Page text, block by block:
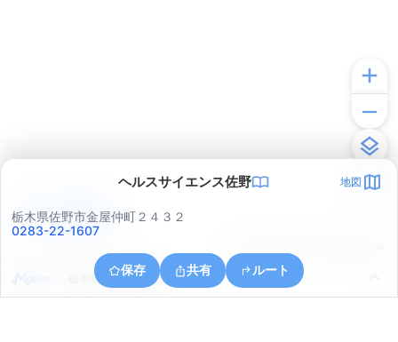
ヘルスサイエンス佐野 地図
栃木県佐野市金屋仲町２４３２
0283-22-1607
保存 共有 ルート
栃木県佐野市植下町
アプリで見る